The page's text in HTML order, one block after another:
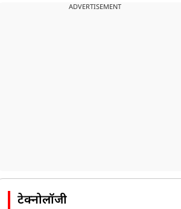
ADVERTISEMENT
टेक्नोलॉजी